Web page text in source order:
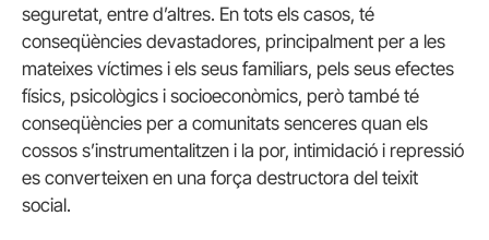
seguretat, entre d’altres. En tots els casos, té
conseqüències devastadores, principalment per a les
mateixes víctimes i els seus familiars, pels seus efectes
físics, psicològics i socioeconòmics, però també té
conseqüències per a comunitats senceres quan els
cossos s’instrumentalitzen i la por, intimidació i repressió
es converteixen en una força destructora del teixit
social.